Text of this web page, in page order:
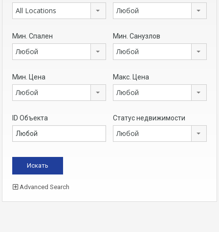
All Locations Любой
Мин. Спален
Любой
Мин. Санузлов
Любой
Мин. Цена
Любой
Макс. Цена
Любой
ID Объекта Статус недвижимости
Любой
Advanced Search